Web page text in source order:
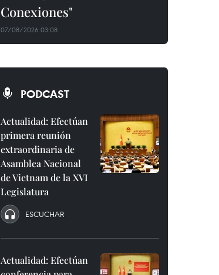
Conexiones"
07/08/2026 03:08
PODCAST
Actualidad: Efectúan
primera reunión
extraordinaria de
Asamblea Nacional
de Vietnam de la XVI
Legislatura
ESCUCHAR
Actualidad: Efectúan